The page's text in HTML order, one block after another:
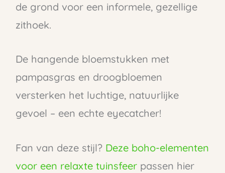
de grond voor een informele, gezellige
zithoek.
De hangende bloemstukken met
pampasgras en droogbloemen
versterken het luchtige, natuurlijke
gevoel – een echte eyecatcher!
Fan van deze stijl? Deze boho-elementen
voor een relaxte tuinsfeerpassen hier